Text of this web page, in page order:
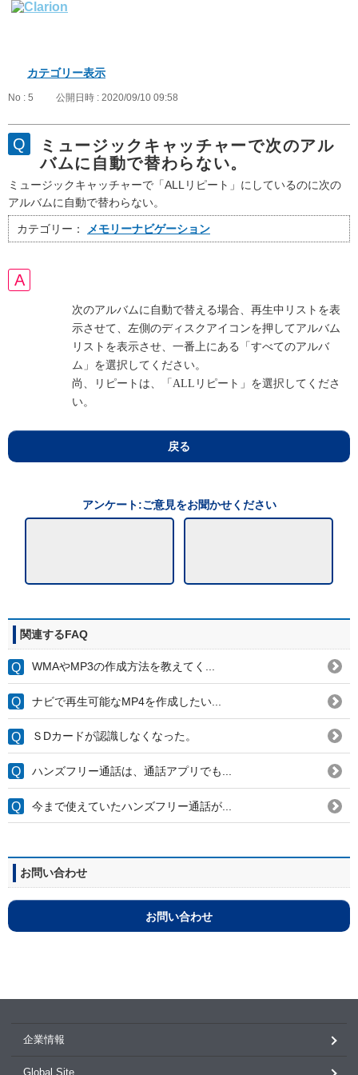
カテゴリー表示
No : 5 公開日時 : 2020/09/10 09:58
ミュージックキャッチャーで次のアル
バムに自動で替わらない。
ミュージックキャッチャーで「ALLリピート」にしているのに次の
アルバムに自動で替わらない。
カテゴリー： メモリーナビゲーション
次のアルバムに自動で替える場合、再生中リストを表
示させて、左側のディスクアイコンを押してアルバム
リストを表示させ、一番上にある「すべてのアルバ
ム」を選択してください。
尚、リピートは、「ALLリピート」を選択してくださ
い。
戻る
アンケート:ご意見をお聞かせください
関連するFAQ
WMAやMP3の作成方法を教えてく...
ナビで再生可能なMP4を作成したい...
ＳDカードが認識しなくなった。
ハンズフリー通話は、通話アプリでも...
今まで使えていたハンズフリー通話が...
お問い合わせ
お問い合わせ
企業情報
Global Site